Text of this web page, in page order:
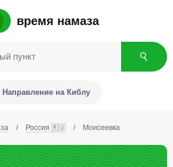
время намаза
Направление на Киблу
/ Россия 🇷🇺 / Моисеевка